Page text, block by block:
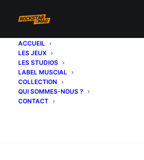
ACCUEIL
LES JEUX
LES STUDIOS
LABEL MUSCIAL
COLLECTION
QUI SOMMES-NOUS ?
CONTACT